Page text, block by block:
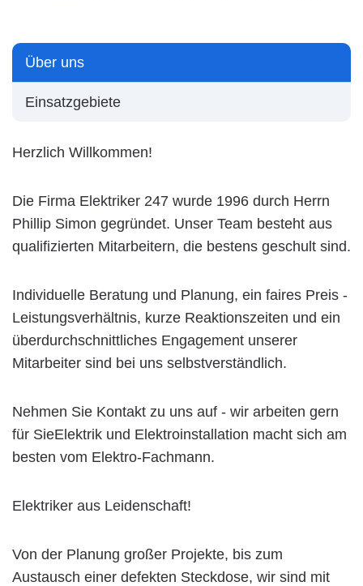
Über uns
Einsatzgebiete
Herzlich Willkommen!
Die Firma Elektriker 247 wurde 1996 durch Herrn
Phillip Simon gegründet. Unser Team besteht aus
qualifizierten Mitarbeitern, die bestens geschult sind.
Individuelle Beratung und Planung, ein faires Preis -
Leistungsverhältnis, kurze Reaktionszeiten und ein
überdurchschnittliches Engagement unserer
Mitarbeiter sind bei uns selbstverständlich.
Nehmen Sie Kontakt zu uns auf - wir arbeiten gern
für SieElektrik und Elektroinstallation macht sich am
besten vom Elektro-Fachmann.
Elektriker aus Leidenschaft!
Von der Planung großer Projekte, bis zum
Austausch einer defekten Steckdose, wir sind mit